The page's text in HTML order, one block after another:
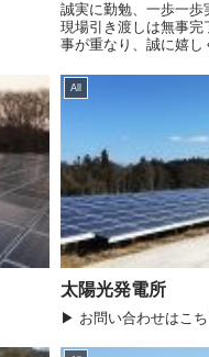
誠実に勤勉、一歩一
現場引き渡しは無事完
事が重なり、誠に嬉
謝申し上げます。い
日々...
All
太陽光発電所
▶ お問い合わせはこち